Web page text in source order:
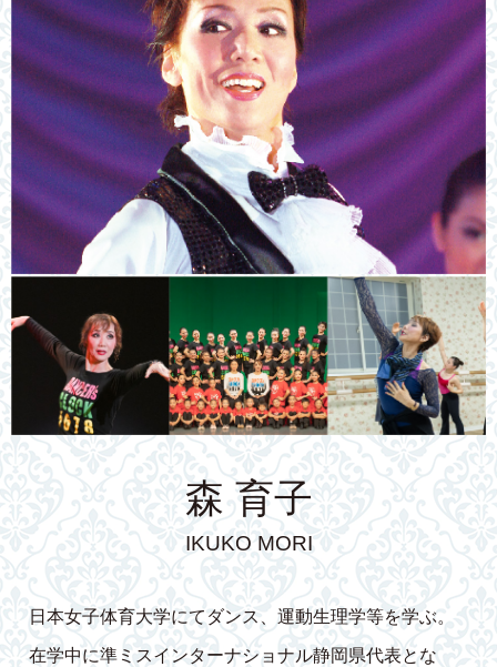
森 育子
IKUKO MORI
日本女子体育大学にてダンス、運動生理学等を学ぶ。
在学中に準ミスインターナショナル静岡県代表とな